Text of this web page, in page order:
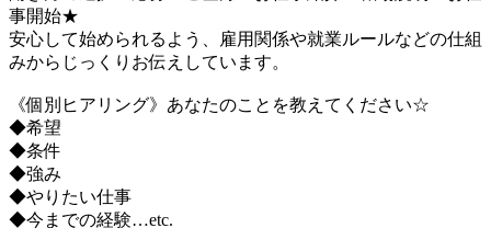
事開始★
安心して始められるよう、雇用関係や就業ルールなどの仕組
みからじっくりお伝えしています。
《個別ヒアリング》あなたのことを教えてください☆
◆希望
◆条件
◆強み
◆やりたい仕事
◆今までの経験…etc.